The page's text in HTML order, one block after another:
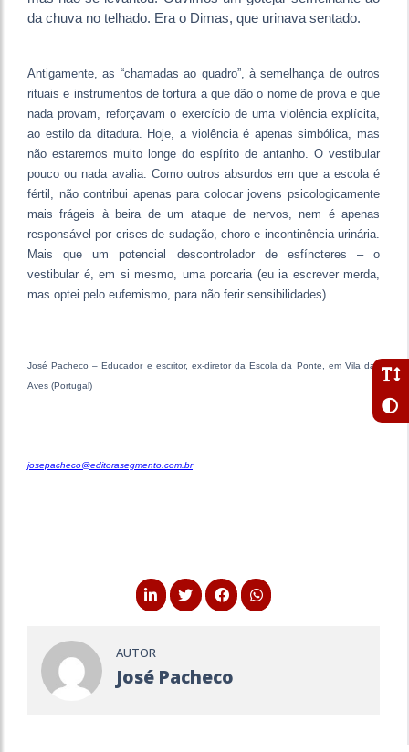
da chuva no telhado. Era o Dimas, que urinava sentado.
Antigamente, as “chamadas ao quadro”, à semelhança de outros
rituais e instrumentos de tortura a que dão o nome de prova e que
nada provam, reforçavam o exercício de uma violência explícita,
ao estilo da ditadura. Hoje, a violência é apenas simbólica, mas
não estaremos muito longe do espírito de antanho. O vestibular
pouco ou nada avalia. Como outros absurdos em que a escola é
fértil, não contribui apenas para colocar jovens psicologicamente
mais frágeis à beira de um ataque de nervos, nem é apenas
responsável por crises de sudação, choro e incontinência urinária.
Mais que um potencial descontrolador de esfíncteres – o
vestibular é, em si mesmo, uma porcaria (eu ia escrever merda,
mas optei pelo eufemismo, para não ferir sensibilidades).
José Pacheco – Educador e escritor, ex-diretor da Escola da Ponte, em Vila das
Aves (Portugal)
josepacheco@editorasegmento.com.br
AUTOR
José Pacheco